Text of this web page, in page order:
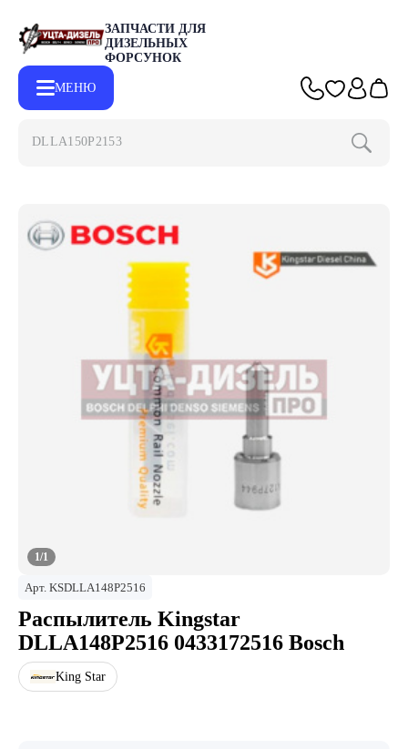
ЗАПЧАСТИ ДЛЯ
ДИЗЕЛЬНЫХ
ФОРСУНОК
МЕНЮ
DLLA150P2153
1/1
Арт. KSDLLA148P2516
Распылитель Kingstar
DLLA148P2516 0433172516 Bosch
King Star